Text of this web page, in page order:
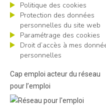
Politique des cookies
Protection des données
personnelles du site web
Paramétrage des cookies
Droit d’accès à mes
personnelles
Cap emploi acteur du réseau
pour l’emploi